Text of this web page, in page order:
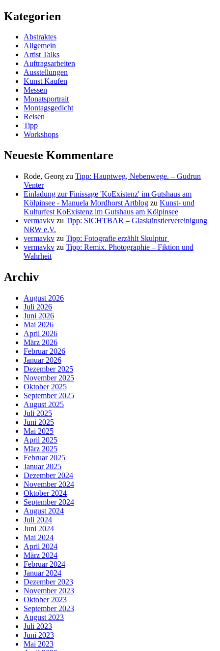
Kategorien
Abstraktes
Allgemein
Artist Talks
Auftragsarbeiten
Ausstellungen
Kunst Kaufen
Messen
Monatsportrait
Montagsgedicht
Reisen
Tipp
Workshops
Neueste Kommentare
Rode, Georg zu Tipp: Hauptweg, Nebenwege. – Gudrun
Venter
Einladung zur Finissage 'KoExistenz' im Gutshaus am
Kölpinsee - Manuela Mordhorst Artblog zu Kunst- und
Kulturfest KoExistenz im Gutshaus am Kölpinsee
vermavkv zu Tipp: SICHTBAR – Glaskünstlervereinigung
NRW e.V.
vermavkv zu Tipp: Fotografie erzählt Skulptur
vermavkv zu Tipp: Remix. Photographie – Fiktion und
Wahrheit
Archiv
August 2026
Juli 2026
Juni 2026
Mai 2026
April 2026
März 2026
Februar 2026
Januar 2026
Dezember 2025
November 2025
Oktober 2025
September 2025
August 2025
Juli 2025
Juni 2025
Mai 2025
April 2025
März 2025
Februar 2025
Januar 2025
Dezember 2024
November 2024
Oktober 2024
September 2024
August 2024
Juli 2024
Juni 2024
Mai 2024
April 2024
März 2024
Februar 2024
Januar 2024
Dezember 2023
November 2023
Oktober 2023
September 2023
August 2023
Juli 2023
Juni 2023
Mai 2023